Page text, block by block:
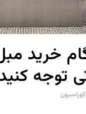
خرید
توجه